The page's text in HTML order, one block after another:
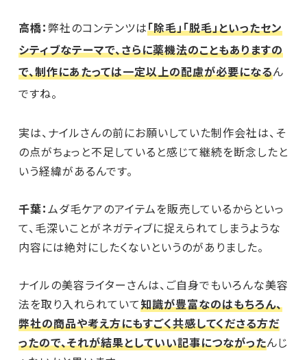
高橋：弊社のコンテンツは「除毛」「脱毛」といったセン
シティブなテーマで、さらに薬機法のこともありますの
で、制作にあたっては一定以上の配慮が必要になるん
ですね。
実は、ナイルさんの前にお願いしていた制作会社は、そ
の点がちょっと不足していると感じて継続を断念したと
いう経緯があるんです。
千葉：ムダ毛ケアのアイテムを販売しているからといっ
て、毛深いことがネガティブに捉えられてしまうような
内容には絶対にしたくないというのがありました。
ナイルの美容ライターさんは、ご自身でもいろんな美容
法を取り入れられていて知識が豊富なのはもちろん、
弊社の商品や考え方にもすごく共感してくださる方だ
ったので、それが結果としていい記事につながったんじ